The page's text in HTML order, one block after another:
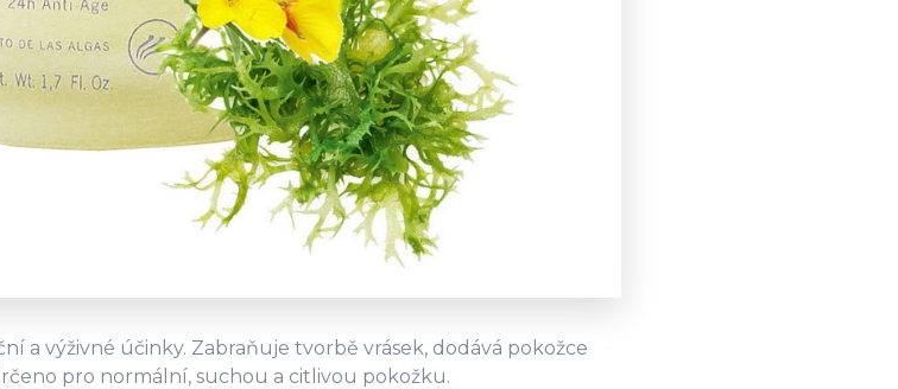
a výživné účinky. Zabraňuje tvorbě vrásek, dodává pokožce
pro normální, suchou a citlivou pokožku.